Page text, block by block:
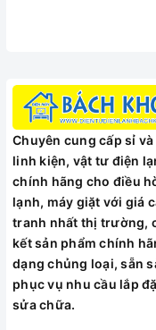
đẹp mắt,sẽ là điểm
đẳng cấp cho không
lạnh còn được thiết kế
trên dàn lạnh, giúp
phòng.
Đi cùng công suất vận
lý tưởng cho những
m2 như: phòng ngủ,
Chuyên cung cấp sỉ và
linh kiện, vật tư điện
chính hãng cho điều
lạnh, máy giặt với giá
tranh nhất thị trường,
kết sản phẩm chính
dạng chủng loại, sẵn
phục vụ nhu cầu lắp
sửa chữa.